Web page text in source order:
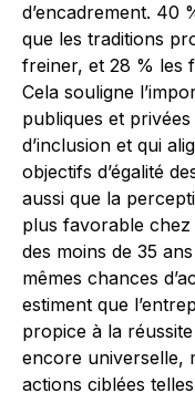
d’encadrement. 40
que les traditions
freiner, et 28 % les
Cela souligne
publiques et
d’inclusion et qui
objectifs d’égalité
aussi que la
plus favorable chez
des moins de 35
mêmes chances
estiment que
propice à la réussite
encore universelle,
actions ciblées